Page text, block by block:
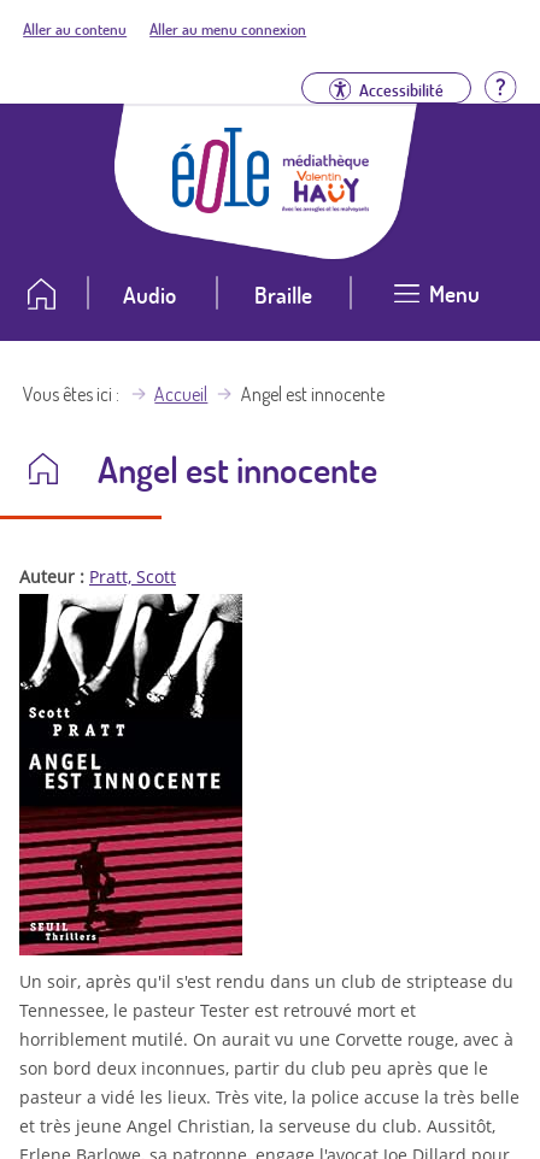
Aller au contenu Aller au menu connexion
Accessibilité
Audio Braille Menu
Vous êtes ici Accueil Angel est innocente
Angel est innocente
Auteur : Pratt, Scott
Un soir, après qu'il s'est rendu dans un club de striptease du
Tennessee, le pasteur Tester est retrouvé mort et
horriblement mutilé. On aurait vu une Corvette rouge, avec à
son bord deux inconnues, partir du club peu après que le
pasteur a vidé les lieux. Très vite, la police accuse la très belle
et très jeune Angel Christian, la serveuse du club. Aussitôt,